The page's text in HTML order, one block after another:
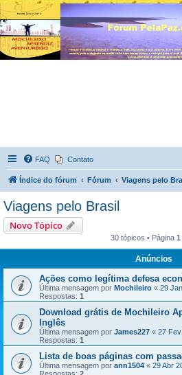
FAQ Contato
Índice do fórum Fórum Viagens pelo
Viagens pelo Brasil
Novo Tópico
30 tópicos • Página 1
Anúncios
Ações como legítima defesa
Última mensagem por Mochileiro « 29
Respostas: 1
Download grátis de Mochileiro
Inglês
Última mensagem por James227 « 27
Respostas: 1
Lista de boas páginas com
Última mensagem por ann1504 « 29 Abr